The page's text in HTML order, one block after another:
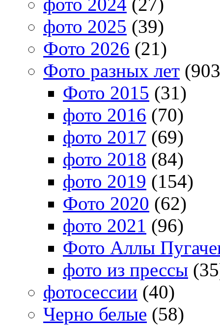
фото 2025 (39)
Фото 2026 (21)
Фото разных лет
Фото 2015 (31)
фото 2016 (70)
фото 2017 (69)
фото 2018 (84)
фото 2019 (154)
Фото 2020 (62)
фото 2021 (96)
Фото Аллы
фото из прессы
фотосессии (40)
Черно белые (58)